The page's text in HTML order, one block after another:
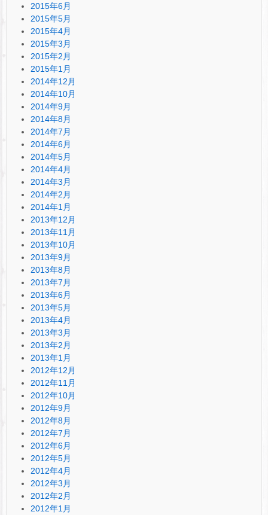
2015年6月
2015年5月
2015年4月
2015年3月
2015年2月
2015年1月
2014年12月
2014年10月
2014年9月
2014年8月
2014年7月
2014年6月
2014年5月
2014年4月
2014年3月
2014年2月
2014年1月
2013年12月
2013年11月
2013年10月
2013年9月
2013年8月
2013年7月
2013年6月
2013年5月
2013年4月
2013年3月
2013年2月
2013年1月
2012年12月
2012年11月
2012年10月
2012年9月
2012年8月
2012年7月
2012年6月
2012年5月
2012年4月
2012年3月
2012年2月
2012年1月